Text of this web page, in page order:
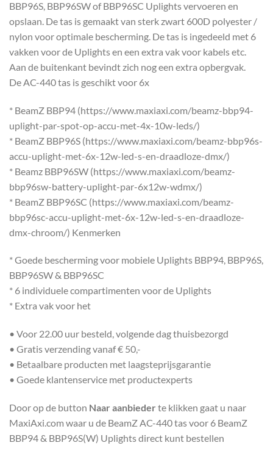
BBP96S, BBP96SW of BBP96SC Uplights vervoeren en
opslaan. De tas is gemaakt van sterk zwart 600D polyester /
nylon voor optimale bescherming. De tas is ingedeeld met 6
vakken voor de Uplights en een extra vak voor kabels etc.
Aan de buitenkant bevindt zich nog een extra opbergvak.
De AC-440 tas is geschikt voor 6x
* BeamZ BBP94 (https://www.maxiaxi.com/beamz-bbp94-
uplight-par-spot-op-accu-met-4x-10w-leds/)
* BeamZ BBP96S (https://www.maxiaxi.com/beamz-bbp96s-
accu-uplight-met-6x-12w-led-s-en-draadloze-dmx/)
* Beamz BBP96SW (https://www.maxiaxi.com/beamz-
bbp96sw-battery-uplight-par-6x12w-wdmx/)
* BeamZ BBP96SC (https://www.maxiaxi.com/beamz-
bbp96sc-accu-uplight-met-6x-12w-led-s-en-draadloze-
dmx-chroom/) Kenmerken
* Goede bescherming voor mobiele Uplights BBP94, BBP96S,
BBP96SW & BBP96SC
* 6 individuele compartimenten voor de Uplights
* Extra vak voor het
• Voor 22.00 uur besteld, volgende dag thuisbezorgd
• Gratis verzending vanaf € 50,-
• Betaalbare producten met laagsteprijsgarantie
• Goede klantenservice met productexperts
Door op de button Naar aanbieder te klikken gaat u naar
MaxiAxi.com waar u de BeamZ AC-440 tas voor 6 BeamZ
BBP94 & BBP96S(W) Uplights direct kunt bestellen